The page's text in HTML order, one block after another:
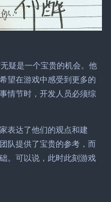
疑是一个宝贵的机会。他
望在游戏中感受到更多的
情节时，开发人员必须综
表达了他们的观点和建
队提供了宝贵的参考，而
。可以说，此时此刻游戏